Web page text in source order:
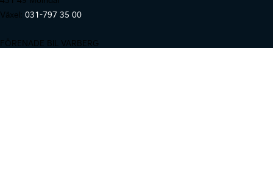
Växel: 031-797 35 00
FÖRENADE BIL VARBERG